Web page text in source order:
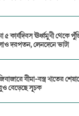
৫ কার্যদিবস ঊর্ধ্বমুখী থেকে
দরপতন, লেনদেনে ভাটা
বীমা-বস্ত্র খাতের
বেড়েছে সূচক